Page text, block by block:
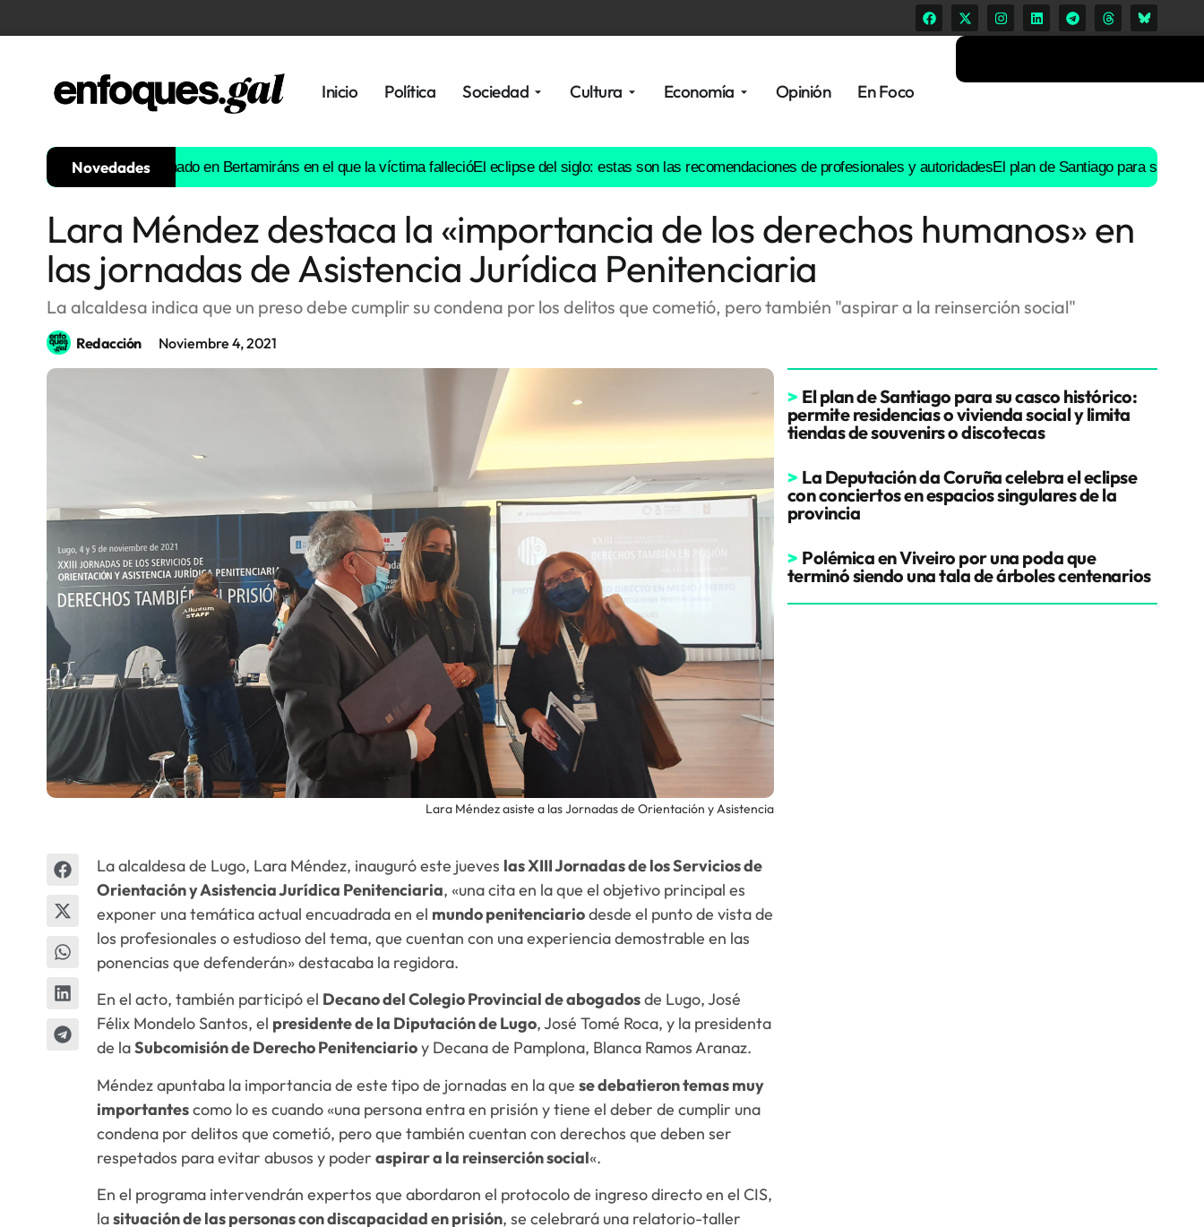
Inicio Política Sociedad Cultura Economía Opinión En Foco
Tendencias
Memoria
Histórica
Innova
Novedades
atropello intencionado en Bertamiráns en el que la víctima fallecióEl eclipse del siglo: estas son las recomendaciones de profesionales y autoridadesEl plan de Santiago para su casco
Lara Méndez destaca la «importancia de los derechos humanos» en
las jornadas de Asistencia Jurídica Penitenciaria
La alcaldesa indica que un preso debe cumplir su condena por los delitos que cometió, pero también "aspirar a la reinserción social"
Redacción Noviembre 4, 2021
Lara Méndez asiste a las Jornadas de Orientación y Asistencia
La alcaldesa de Lugo, Lara Méndez, inauguró este jueves las XIII Jornadas de los Servicios de
Orientación y Asistencia Jurídica Penitenciaria, «una cita en la que el objetivo principal es
exponer una temática actual encuadrada en el mundo penitenciariodesde el punto de vista de
los profesionales o estudioso del tema, que cuentan con una experiencia demostrable en las
ponencias que defenderán» destacaba la regidora.
En el acto, también participó el Decano del Colegio Provincial de abogadosde Lugo, José
Félix Mondelo Santos, el presidente de la Diputación de Lugo, José Tomé Roca, y la presidenta
de laSubcomisión de Derecho Penitenciarioy Decana de Pamplona, Blanca Ramos Aranaz.
Méndez apuntaba la importancia de este tipo de jornadas en la quese debatieron temas muy
importantescomo lo es cuando «una persona entra en prisión y tiene el deber de cumplir una
condena por delitos que cometió, pero que también cuentan con derechos que deben ser
respetados para evitar abusos y poderaspirar a la reinserción social«.
En el programa intervendrán expertos que abordaron el protocolo de ingreso directo en el CIS,
lasituación de las personas con discapacidad en prisión, se celebrará una relatorio-taller
> El plan de Santiago para su casco histórico:
permite residencias o vivienda social y limita
tiendas de souvenirs o discotecas
> La Deputación da Coruña celebra el eclipse
con conciertos en espacios singulares de la
provincia
> Polémica en Viveiro por una poda que
terminó siendo una tala de árboles centenarios